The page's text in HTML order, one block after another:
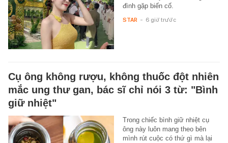
đình gặp biến cố.
STAR - 6 giờ trước
Cụ ông không rượu, không thuốc đột nhiên
mắc ung thư gan, bác sĩ chỉ nói 3 từ: "Bình
giữ nhiệt"
Trong chiếc bình giữ nhiệt cụ
ông này luôn mang theo bên
mình rút cuộc có thứ gì mà lại